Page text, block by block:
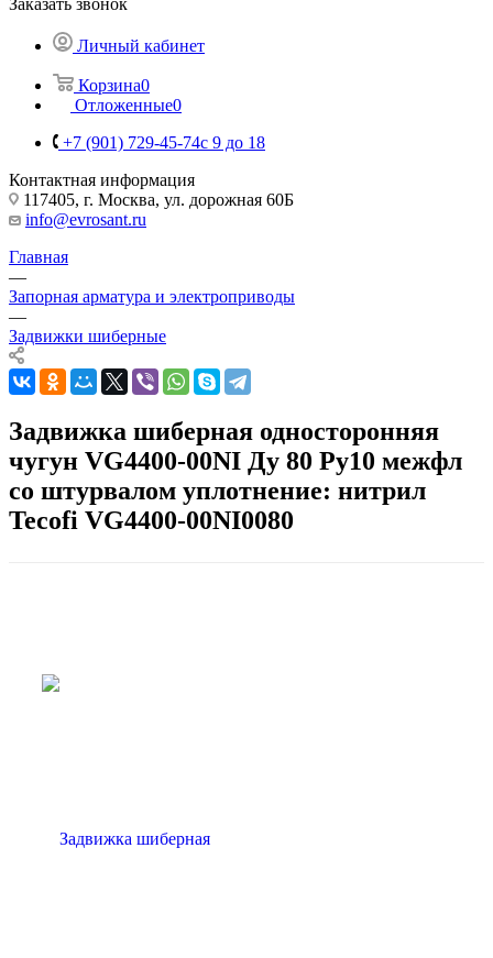
Заказать звонок
Личный кабинет
Корзина0
Отложенные0
+7 (901) 729-45-74c 9 до 18
Контактная информация
117405, г. Москва, ул. дорожная 60Б
info@evrosant.ru
Главная
—
Запорная арматура и электроприводы
—
Задвижки шиберные
Задвижка шиберная односторонняя
чугун VG4400-00NI Ду 80 Ру10 межфл
со штурвалом уплотнение: нитрил
Tecofi VG4400-00NI0080